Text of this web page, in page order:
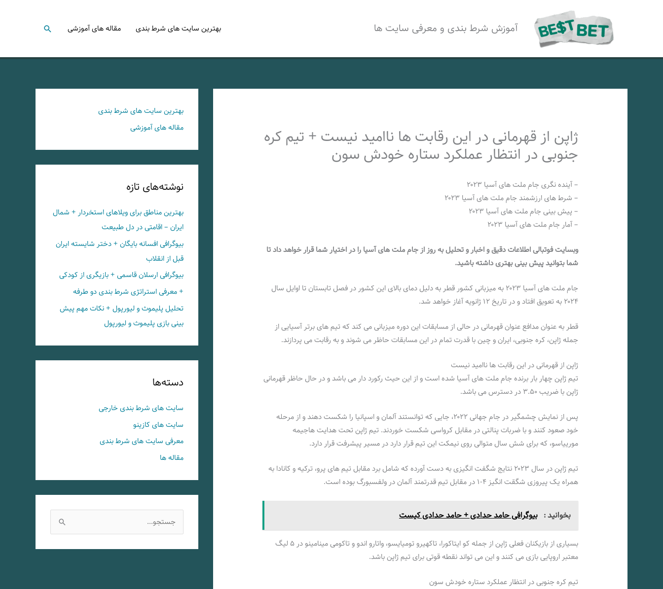
آموزش شرط بندی و معرفی سایت ها بهترین سایت های شرط بندی مقاله های آموزشی جستجو
ژاپن از قهرمانی در این رقابت ها ناامید نیست + تیم کره
جنوبی در انتظار عملکرد ستاره خودش سون
– آینده نگری جام ملت های آسیا ۲۰۲۳
– شرط های ارزشمند جام ملت های آسیا ۲۰۲۳
– پیش بینی جام ملت های آسیا ۲۰۲۳
– آمار جام ملت های آسیا ۲۰۲۳
وبسایت فوتبالی اطلاعات دقیق و اخبار و تحلیل به روز از جام ملت های آسیا را در اختیار شما قرار خواهد داد تا
شما بتوانید پیش بینی بهتری داشته باشید.
جام ملت های آسیا ۲۰۲۳ به میزبانی کشور قطر به دلیل دمای بالای این کشور در فصل تابستان تا اوایل سال
۲۰۲۴ به تعویق افتاد و در تاریخ ۱۲ ژانویه آغاز خواهد شد.
قطر به عنوان مدافع عنوان قهرمانی در حالی از مسابقات این دوره میزبانی می کند که تیم های برتر آسیایی از
جمله ژاپن، کره جنوبی، ایران و چین با قدرت تمام در این مسابقات حاظر می شوند و به رقابت می پردازند.
ژاپن از قهرمانی در این رقابت ها ناامید نیست
تیم ژاپن چهار بار برنده جام ملت های آسیا شده است و از این حیث رکورد دار می باشد و در حال حاظر قهرمانی
ژاپن با ضریب ۳.۵۰ در دسترس می باشد.
پس از نمایش چشمگیر در جام جهانی ۲۰۲۲، جایی که توانستند آلمان و اسپانیا را شکست دهند و از مرحله
خود صعود کنند و با ضربات پنالتی در مقابل کرواسی شکست خوردند. تیم ژاپن تحت هدایت هاجیمه
مورییاسو، که برای شش سال متوالی روی نیمکت این تیم قرار دارد در مسیر پیشرفت قرار دارد.
تیم ژاپن در سال ۲۰۲۳ نتایج شگفت انگیزی به دست آورده که شامل برد مقابل تیم های پرو، ترکیه و کانادا به
همراه یک پیروزی شگقت انگیز ۴-۱ در مقابل تیم قدرتمند آلمان در ولفسبورگ بوده است.
بخوانید : بیوگرافی حامد حدادی + حامد حدادی کیست
بسیاری از بازیکنان فعلی ژاپن از جمله کو ایتاکورا، تاکهیرو تومیایسو، واتارو اندو و تاکومی مینامینو در ۵ لیگ
معتبر اروپایی بازی می کنند و این می تواند نقطه قوتی برای تیم ژاپن باشد.
تیم کره جنوبی در انتظار عملکرد ستاره خودش سون
بهترین سایت های شرط بندی
مقاله های آموزشی
نوشته‌های تازه
بهترین مناطق برای ویلاهای استخردار + شمال
ایران – اقامتی در دل طبیعت
بیوگرافی افسانه بایگان + دختر شایسته ایران
قبل از انقلاب
بیوگرافی ارسلان قاسمی + بازیگری از کودکی
+ معرفی استراتژی شرط بندی دو طرفه
تحلیل پلیموث و لیورپول + نکات مهم پیش
بینی بازی پلیموث و لیورپول
دسته‌ها
سایت های شرط بندی خارجی
سایت های کازینو
معرفی سایت های شرط بندی
مقاله ها
س
ت